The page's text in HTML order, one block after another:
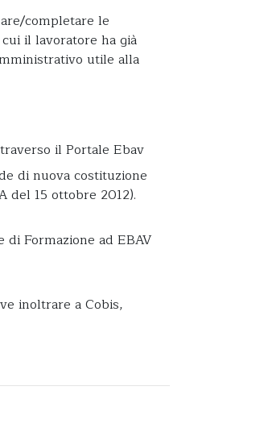
completare le
il lavoratore ha già
utile alla
il Portale Ebav
di nuova costituzione
del 15 ottobre 2012).
Formazione ad EBAV
inoltrare a Cobis,